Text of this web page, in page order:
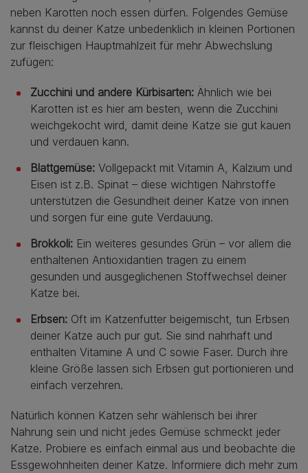
neben Karotten noch essen dürfen. Folgendes Gemüse
kannst du deiner Katze unbedenklich in kleinen Portionen
zur fleischigen Hauptmahlzeit für mehr Abwechslung
zufügen:
Zucchini und andere Kürbisarten: Ähnlich wie bei
Karotten ist es hier am besten, wenn die Zucchini
weichgekocht wird, damit deine Katze sie gut kauen
und verdauen kann.
Blattgemüse: Vollgepackt mit Vitamin A, Kalzium und
Eisen ist z.B. Spinat – diese wichtigen Nährstoffe
unterstützen die Gesundheit deiner Katze von innen
und sorgen für eine gute Verdauung.
Brokkoli: Ein weiteres gesundes Grün – vor allem die
enthaltenen Antioxidantien tragen zu einem
gesunden und ausgeglichenen Stoffwechsel deiner
Katze bei.
Erbsen: Oft im Katzenfutter beigemischt, tun Erbsen
deiner Katze auch pur gut. Sie sind nahrhaft und
enthalten Vitamine A und C sowie Faser. Durch ihre
kleine Größe lassen sich Erbsen gut portionieren und
einfach verzehren.
Natürlich können Katzen sehr wählerisch bei ihrer
Nahrung sein und nicht jedes Gemüse schmeckt jeder
Katze. Probiere es einfach einmal aus und beobachte die
Essgewohnheiten deiner Katze. Informiere dich mehr zum